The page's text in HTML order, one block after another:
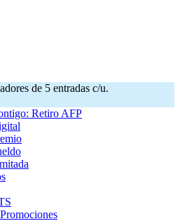
de 5 entradas c/u.
Retiro AFP